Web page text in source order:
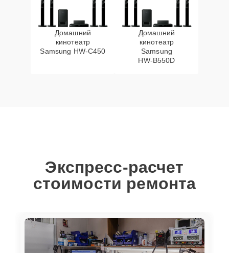
Домашний
кинотеатр
Samsung HW‑C450
Домашний
кинотеатр
Samsung
HW‑B550D
Экспресс-расчет
стоимости ремонта